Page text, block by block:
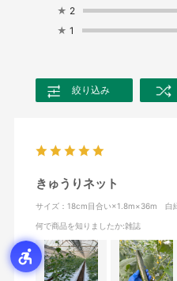
★ 2
★ 1
絞り込み
きゅうりネット
サイズ：18cm目合い×1.8m×36m 白
何で商品を知りましたか:雑誌